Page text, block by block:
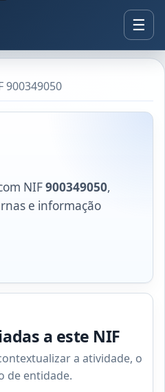
900349050
NIF900349050,
e informação
a este NIF
a atividade, o
de entidade.